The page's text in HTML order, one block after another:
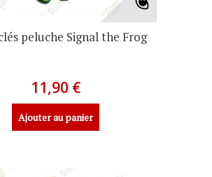
peluche Signal the Frog
11,90 €
Ajouter au panier